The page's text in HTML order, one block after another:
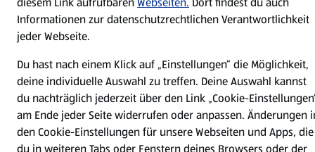
Jetzt die ALDI SÜD App downloaden
Datenschutz- und Richtlinienmenü
Cookie-Einstellungen Garantieportal
(öffnet in einem neuen Tab)
Informationen zur datenschutzrechtlichen Verantwortlichkeit
jeder Webseite.
Du hast nach einem Klick auf „Einstellungen“ die Möglichkeit,
deine individuelle Auswahl zu treffen. Deine Auswahl kannst
du nachträglich jederzeit über den Link „Cookie-
am Ende jeder Seite widerrufen oder anpassen. Änderungen
den Cookie-Einstellungen für unsere Webseiten und Apps, die